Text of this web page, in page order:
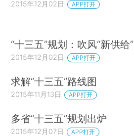
2015年12月02日 APP打开
“十三五”规划：吹风“新供给”
2015年12月02日 APP打开
求解“十三五”路线图
2015年11月13日 APP打开
多省“十三五”规划出炉
2015年12月07日 APP打开